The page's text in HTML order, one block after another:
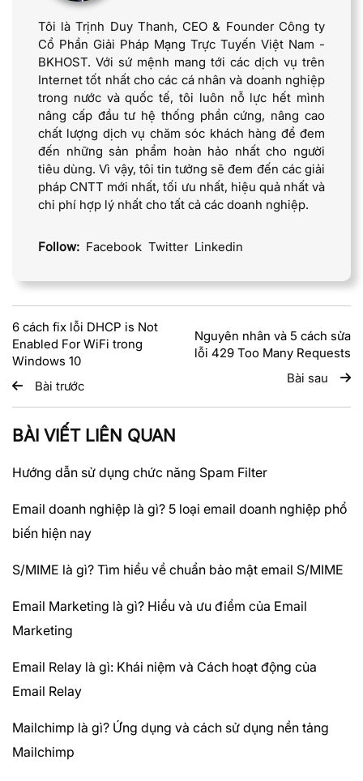
Tôi là Trịnh Duy Thanh, CEO & Founder Công ty
Cổ Phần Giải Pháp Mạng Trực Tuyến Việt Nam -
BKHOST. Với sứ mệnh mang tới các dịch vụ trên
Internet tốt nhất cho các cá nhân và doanh nghiệp
trong nước và quốc tế, tôi luôn nỗ lực hết mình
nâng cấp đầu tư hệ thống phần cứng, nâng cao
chất lượng dịch vụ chăm sóc khách hàng để đem
đến những sản phẩm hoàn hảo nhất cho người
tiêu dùng. Vì vậy, tôi tin tưởng sẽ đem đến các giải
pháp CNTT mới nhất, tối ưu nhất, hiệu quả nhất và
chi phí hợp lý nhất cho tất cả các doanh nghiệp.
Follow: Facebook Twitter Linkedin
6 cách fix lỗi DHCP is Not
Enabled For WiFi trong
Windows 10
Bài trước
Nguyên nhân và 5 cách sửa
lỗi 429 Too Many Requests
Bài sau
BÀI VIẾT LIÊN QUAN
Hướng dẫn sử dụng chức năng Spam Filter
Email doanh nghiệp là gì? 5 loại email doanh nghiệp phổ
biến hiện nay
S/MIME là gì? Tìm hiểu về chuẩn bảo mật email S/MIME
Email Marketing là gì? Hiểu và ưu điểm của Email
Marketing
Email Relay là gì: Khái niệm và Cách hoạt động của
Email Relay
Mailchimp là gì? Ứng dụng và cách sử dụng nền tảng
Mailchimp